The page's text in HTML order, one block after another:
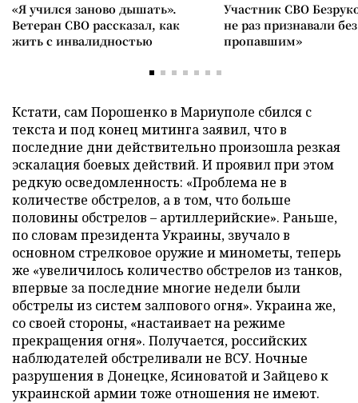
«Я учился заново дышать».
Ветеран СВО рассказал, как
жить с инвалидностью
Участник СВО
не раз признавали
пропавшим»
Кстати, сам Порошенко в Мариуполе сбился с
текста и под конец митинга заявил, что в
последние дни действительно произошла резкая
эскалация боевых действий. И проявил при этом
редкую осведомленность: «Проблема не в
количестве обстрелов, а в том, что больше
половины обстрелов – артиллерийские». Раньше,
по словам президента Украины, звучало в
основном стрелковое оружие и минометы, теперь
же «увеличилось количество обстрелов из танков,
впервые за последние многие недели были
обстрелы из систем залпового огня». Украина же,
со своей стороны, «настаивает на режиме
прекращения огня». Получается, российских
наблюдателей обстреливали не ВСУ. Ночные
разрушения в Донецке, Ясиноватой и Зайцево к
украинской армии тоже отношения не имеют.